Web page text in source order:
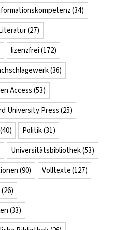
(34)
(27)
lizenzfrei (172)
(36)
Access (53)
University Press (25)
(40) Politik(31)
Universitätsbibliothek(53)
(90) Volltexte (127)
(26)
(33)